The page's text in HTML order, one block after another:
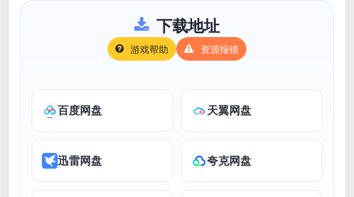
下载地址
游戏帮助 资源报错
百度网盘 天翼网盘
迅雷网盘 夸克网盘